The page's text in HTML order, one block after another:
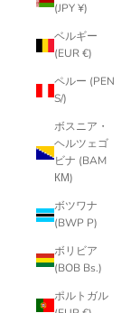
(JPY ¥)
ベルギー
(EUR €)
ペルー (PEN
S/)
ボスニア・
ヘルツェゴ
ビナ (BAM
КМ)
ボツワナ
(BWP P)
ボリビア
(BOB Bs.)
ポルトガル